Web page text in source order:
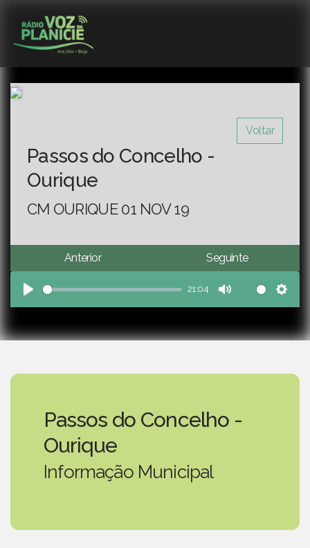
Voltar
Passos do Concelho -
Ourique
CM OURIQUE 01 NOV 19
Anterior Seguinte
Play
21:04
Mute
Passos do Concelho -
Ourique
Informação Municipal